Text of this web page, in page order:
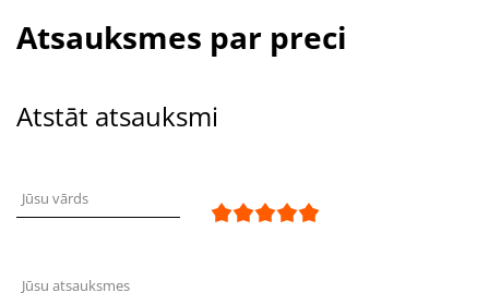
Atsauksmes par preci
Atstāt atsauksmi
Jūsu vārds
Jūsu atsauksmes